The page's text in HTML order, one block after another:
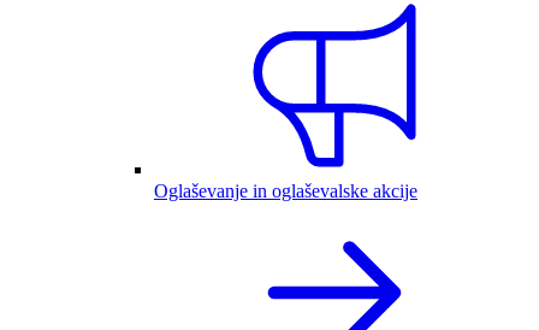
Oglaševanje in oglaševalske akcije